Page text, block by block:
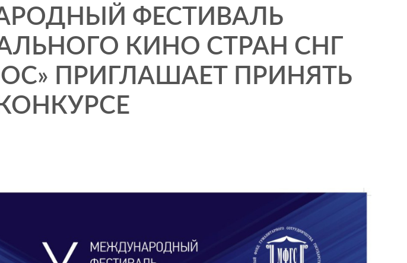
ФЕСТИВАЛЬ
КИНО СТРАН СНГ
ПРИГЛАШАЕТ ПРИНЯТЬ